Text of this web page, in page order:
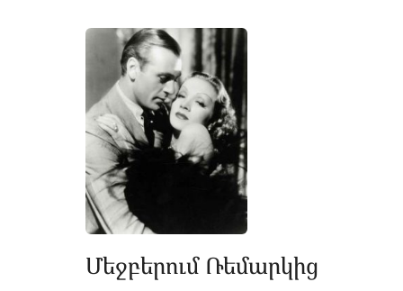
Մեջբերում Ռեմարկից